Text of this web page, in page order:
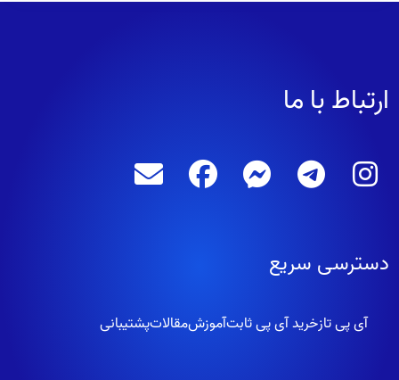
ارتباط با ما
دسترسی سریع
آی پی تازخرید آی پی ثابتآموزشمقالاتپشتیبانی